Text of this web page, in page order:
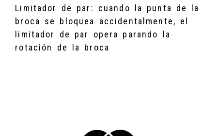
Limitador de par: cuando la punta de la
broca se bloquea accidentalmente, el
limitador de par opera parando la
rotación de la broca